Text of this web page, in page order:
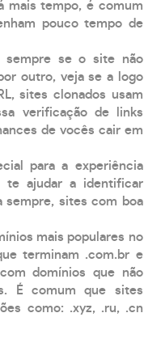
mais tempo, é comum
pouco tempo de
sempre se o site não
outro, veja se a logo
sites clonados usam
verificação de links
de vocês cair em
para a experiência
te ajudar a identificar
sempre, sites com boa
mais populares no
terminam .com.br e
domínios que não
É comum que sites
como: .xyz, .ru, .cn